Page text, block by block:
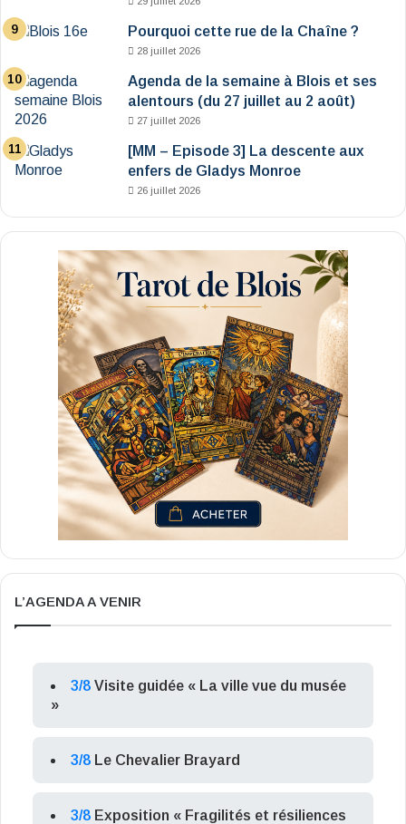
Pourquoi cette rue de la Chaîne ?
28 juillet 2026
Agenda de la semaine à Blois et ses
alentours (du 27 juillet au 2 août)
27 juillet 2026
[MM – Episode 3] La descente aux
enfers de Gladys Monroe
26 juillet 2026
L’AGENDA A VENIR
3/8 Visite guidée « La ville vue du musée
»
3/8 Le Chevalier Brayard
3/8 Exposition « Fragilités et résiliences